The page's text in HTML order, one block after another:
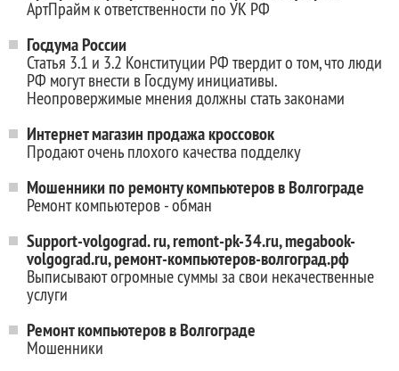
АртПрайм к ответственности по УК РФ
Госдума России
Статья 3.1 и 3.2 Конституции РФ твердит о том, что люди
РФ могут внести в Госдуму инициативы.
Неопровержимые мнения должны стать законами
Интернет магазин продажа кроссовок
Продают очень плохого качества подделку
Мошенники по ремонту компьютеров в Волгограде
Ремонт компьютеров - обман
Support-volgograd. ru, remont-pk-34.ru, megabook-
volgograd.ru, ремонт-компьютеров-волгоград.рф
Выписывают огромные суммы за свои некачественные
услуги
Ремонт компьютеров в Волгограде
Мошенники